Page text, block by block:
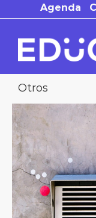
al
contenido
Agenda
Otros